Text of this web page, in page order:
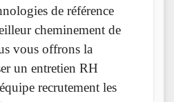
de référence
cheminement de
vous offrons la
un entretien RH
recrutement les